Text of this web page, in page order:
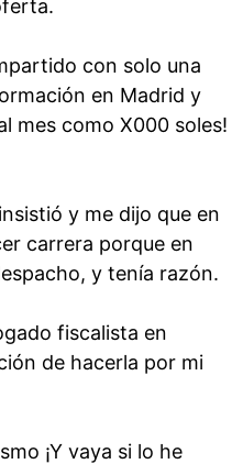
con solo una
en Madrid y
mes como X000 soles!
y me dijo que en
carrera porque en
y tenía razón.
fiscalista en
de hacerla por mi
¡Y vaya si lo he